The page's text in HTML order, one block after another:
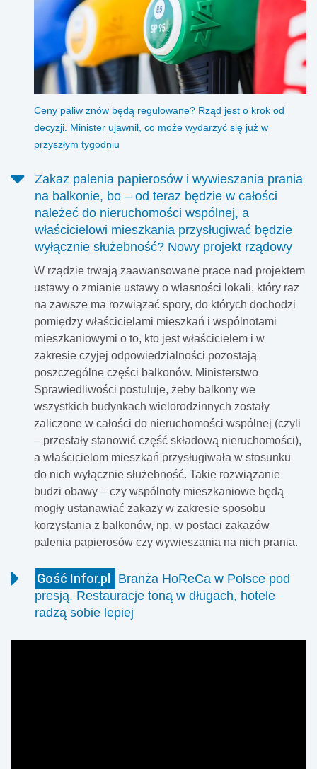
Ceny paliw znów będą regulowane? Rząd jest o krok od
decyzji. Minister ujawnił, co może wydarzyć się już w
przyszłym tygodniu
Zakaz palenia papierosów i wywieszania prania
na balkonie, bo – od teraz będzie w całości
należeć do nieruchomości wspólnej, a
właścicielowi mieszkania przysługiwać będzie
wyłącznie służebność? Nowy projekt rządowy
W rządzie trwają zaawansowane prace nad projektem
ustawy o zmianie ustawy o własności lokali, który raz
na zawsze ma rozwiązać spory, do których dochodzi
pomiędzy właścicielami mieszkań i wspólnotami
mieszkaniowymi o to, kto jest właścicielem i w
zakresie czyjej odpowiedzialności pozostają
poszczególne części balkonów. Ministerstwo
Sprawiedliwości postuluje, żeby balkony we
wszystkich budynkach wielorodzinnych zostały
zaliczone w całości do nieruchomości wspólnej (czyli
– przestały stanowić część składową nieruchomości),
a właścicielom mieszkań przysługiwała w stosunku
do nich wyłącznie służebność. Takie rozwiązanie
budzi obawy – czy wspólnoty mieszkaniowe będą
mogły ustanawiać zakazy w zakresie sposobu
korzystania z balkonów, np. w postaci zakazów
palenia papierosów czy wywieszania na nich prania.
Gość Infor.pl Branża HoReCa w Polsce pod
presją. Restauracje toną w długach, hotele
radzą sobie lepiej